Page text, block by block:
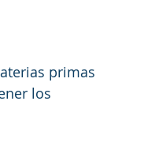
primas
los